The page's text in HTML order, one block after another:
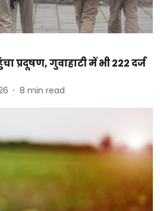
प्रदूषण, गुवाहाटी में भी 222 दर्ज
8 min read